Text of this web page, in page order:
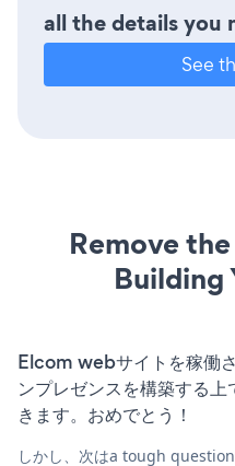
all the details you
See
Remove
Building
Elcom webサイトを稼働
ンプレゼンスを構築する
きます。おめでとう！
しかし、次はa tough